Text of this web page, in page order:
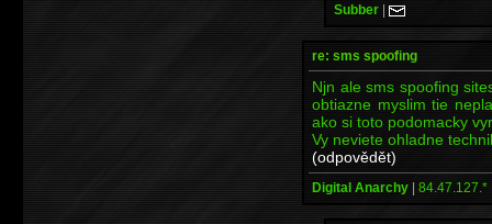
Subber |
re: sms spoofing
Njn ale sms spoofing
obtiazne myslim tie
ako si toto podomacky
Vy neviete ohladne
(odpovědět)
Digital Anarchy | 84.47.127.*